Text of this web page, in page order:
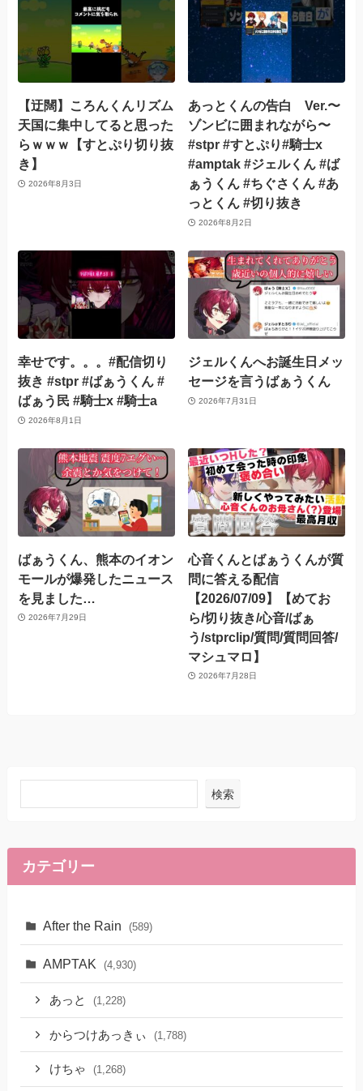
【迂闊】ころんくんリズム
天国に集中してると思った
らｗｗｗ【すとぷり切り抜
き】
2026年8月3日
あっとくんの告白 Ver.〜
ゾンビに囲まれながら〜
#stpr #すとぷり#騎士x
#amptak #ジェルくん #ば
ぁうくん #ちぐさくん #あ
っとくん #切り抜き
2026年8月2日
幸せです。。。#配信切り
抜き #stpr #ばぁうくん #
ばぁう民 #騎士x #騎士a
2026年8月1日
ジェルくんへお誕生日メッ
セージを言うばぁうくん
2026年7月31日
ばぁうくん、熊本のイオン
モールが爆発したニュース
を見ました…
2026年7月29日
心音くんとばぁうくんが質
問に答える配信
【2026/07/09】【めてお
ら/切り抜き/心音/ばぁ
う/stprclip/質問/質問回答/
マシュマロ】
2026年7月28日
検索
カテゴリー
After the Rain (589)
AMPTAK (4,930)
あっと (1,228)
からつけあっきぃ (1,788)
けちゃ (1,268)